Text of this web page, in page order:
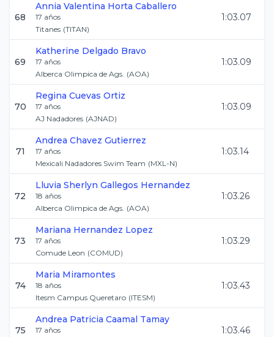
68
Annia Valentina Horta Caballero
17 años
Titanes (TITAN)
1:03.07
69
Katherine Delgado Bravo
17 años
Alberca Olimpica de Ags. (AOA)
1:03.09
70
Regina Cuevas Ortiz
17 años
AJ Nadadores (AJNAD)
1:03.09
71
Andrea Chavez Gutierrez
17 años
Mexicali Nadadores Swim Team (MXL-N)
1:03.14
72
Lluvia Sherlyn Gallegos Hernandez
18 años
Alberca Olimpica de Ags. (AOA)
1:03.26
73
Mariana Hernandez Lopez
17 años
Comude Leon (COMUD)
1:03.29
74
Maria Miramontes
18 años
Itesm Campus Queretaro (ITESM)
1:03.43
75
Andrea Patricia Caamal Tamay
17 años
1:03.46